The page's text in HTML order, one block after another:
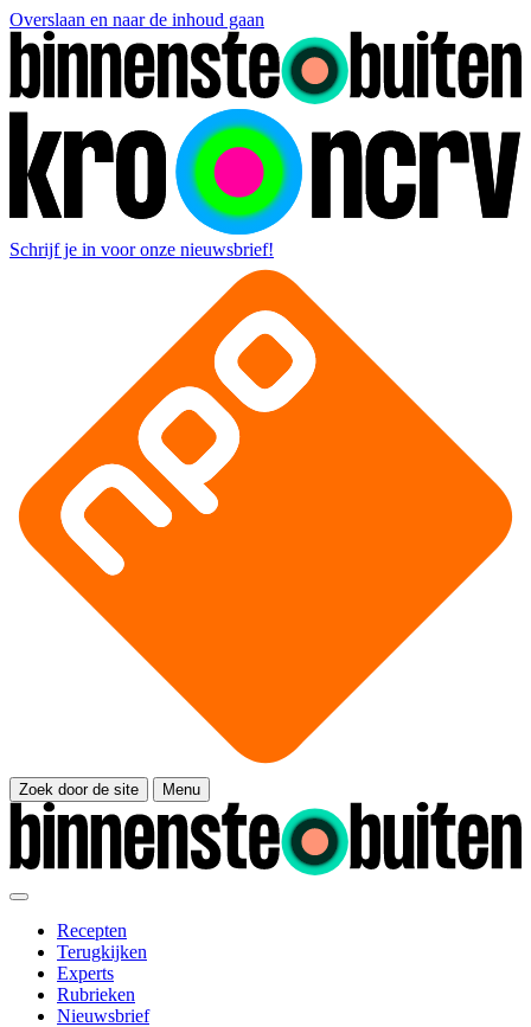
Overslaan en naar de inhoud gaan
Schrijf je in voor onze nieuwsbrief!
Zoek door de site Menu
Recepten
Terugkijken
Experts
Rubrieken
Nieuwsbrief